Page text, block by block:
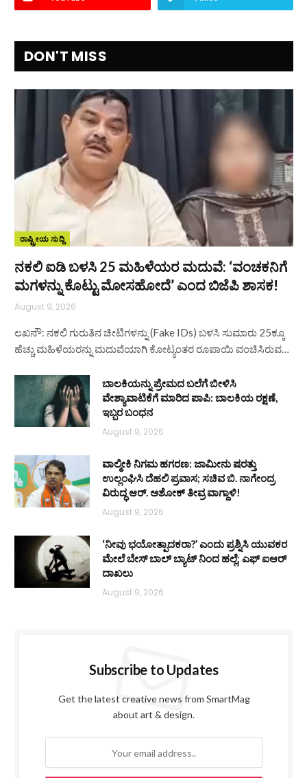
DON'T MISS
ರಾಷ್ಟ್ರೀಯ ಸುದ್ದಿ
ನಕಲಿ ಐಡಿ ಬಳಸಿ 25 ಮಹಿಳೆಯರ ಮದುವೆ: ‘ವಂಚಕನಿಗೆ
ಮಗಳನ್ನು ಕೊಟ್ಟು ಮೋಸಹೋದೆ’ ಎಂದ ಬಿಜೆಪಿ ಶಾಸಕ!
August 9, 2026
ಲಖನೌ: ನಕಲಿ ಗುರುತಿನ ಚೀಟಿಗಳನ್ನು (Fake IDs) ಬಳಸಿ ಸುಮಾರು 25ಕ್ಕೂ
ಹೆಚ್ಚು ಮಹಿಳೆಯರನ್ನು ಮದುವೆಯಾಗಿ ಕೋಟ್ಯಂತರ ರೂಪಾಯಿ ವಂಚಿಸಿರುವ…
ಬಾಲಕಿಯನ್ನು ಪ್ರೇಮದ ಬಲೆಗೆ ಬೀಳಿಸಿ
ವೇಶ್ಯಾವಾಟಿಕೆಗೆ ಮಾರಿದ ಪಾಪಿ: ಬಾಲಕಿಯ ರಕ್ಷಣೆ,
ಇಬ್ಬರ ಬಂಧನ
August 9, 2026
ವಾಲ್ಮೀಕಿ ನಿಗಮ ಹಗರಣ: ಜಾಮೀನು ಷರತ್ತು
ಉಲ್ಲಂಘಿಸಿ ದೆಹಲಿ ಪ್ರವಾಸ; ಸಚಿವ ಬಿ. ನಾಗೇಂದ್ರ
ವಿರುದ್ಧ ಆರ್. ಅಶೋಕ್ ತೀವ್ರ ವಾಗ್ದಾಳಿ!
August 9, 2026
‘ನೀವು ಭಯೋತ್ಪಾದಕರಾ?’ ಎಂದು ಪ್ರಶ್ನಿಸಿ ಯುವಕರ
ಮೇಲೆ ಬೇಸ್‌ ಬಾಲ್ ಬ್ಯಾಟ್‌ ನಿಂದ ಹಲ್ಲೆ; ಎಫ್‌ ಐಆರ್
ದಾಖಲು
August 9, 2026
Subscribe to Updates
Get the latest creative news from SmartMag
about art & design.